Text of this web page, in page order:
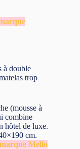
à double
trop
(mousse à
combine
hôtel de luxe.
cm.
Mello